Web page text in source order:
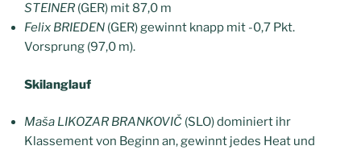
STEINER(GER) mit 87,0 m
Felix BRIEDEN (GER) gewinnt knapp mit -0,7 Pkt.
Vorsprung (97,0 m).
Skilanglauf
Maša LIKOZAR BRANKOVIČ (SLO) dominiert ihr
Klassement von Beginn an, gewinnt jedes Heat und